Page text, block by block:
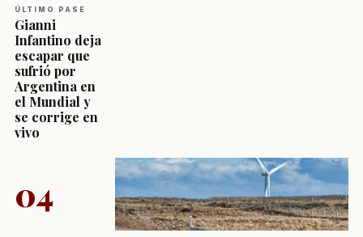
ÚLTIMO PASE
Gianni
Infantino deja
escapar que
sufrió por
Argentina en
el Mundial y
se corrige en
vivo
04